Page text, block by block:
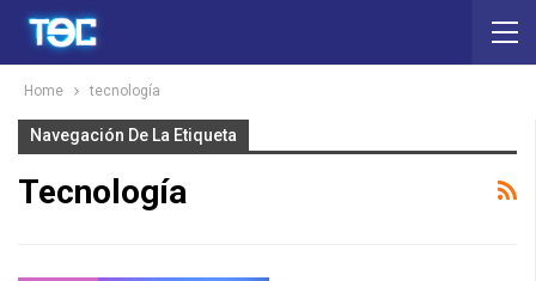
Home tecnología
Navegación De La Etiqueta
Tecnología